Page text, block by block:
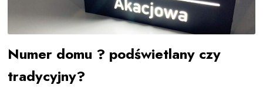
Numer domu ? podświetlany czy
tradycyjny?